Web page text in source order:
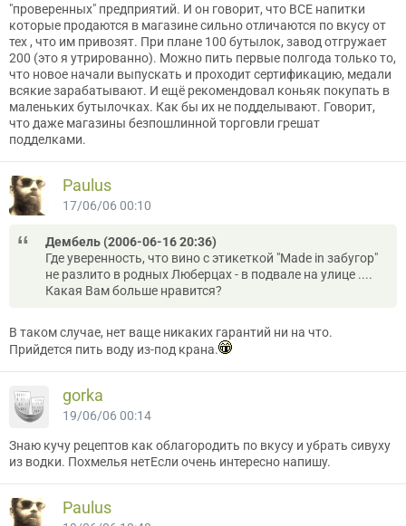
"проверенных" предприятий. И он говорит, что ВСЕ напитки
которые продаются в магазине сильно отличаются по вкусу от
тех , что им привозят. При плане 100 бутылок, завод отгружает
200 (это я утрированно). Можно пить первые полгода только то,
что новое начали выпускать и проходит сертификацию, медали
всякие зарабатывают. И ещё рекомендовал коньяк покупать в
маленьких бутылочках. Как бы их не подделывают. Говорит,
что даже магазины безпошлинной торговли грешат
подделками.
Paulus
17/06/06 00:10
Дембель (2006-06-16 20:36)
Где уверенность, что вино с этикеткой "Made in забугор"
не разлито в родных Люберцах - в подвале на улице ....
Какая Вам больше нравится?
В таком случае, нет ваще никаких гарантий ни на что.
Прийдется пить воду из-под крана.
gorka
19/06/06 00:14
Знаю кучу рецептов как облагородить по вкусу и убрать сивуху
из водки. Похмелья нетЕсли очень интересно напишу.
Paulus